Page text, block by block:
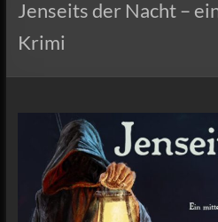
Jenseits der Nacht –
Krimi